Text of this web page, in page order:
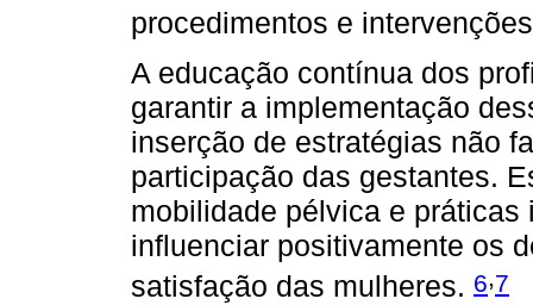
procedimentos e
A educação contínua dos
garantir a implementação
inserção de estratégias não
participação das gestantes.
mobilidade pélvica e
influenciar positivamente os
satisfação das mulheres. 6,7